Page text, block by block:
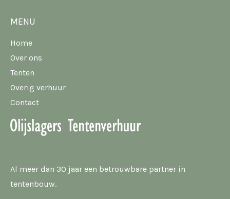
MENU
Home
Over ons
Tenten
Overig verhuur
Contact
Al meer dan 30 jaar een betrouwbare partner in
tentenbouw.